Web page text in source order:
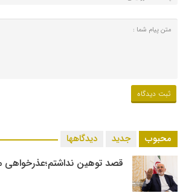
محبوب جدید دیدگاهها
قصد توهین نداشتم؛عذرخواهی